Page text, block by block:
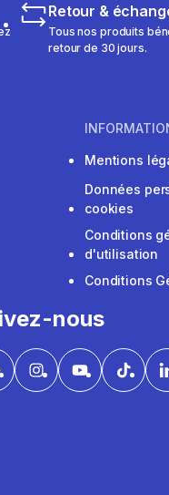
Retour &
Tous nos produits
retour de 30 jours.
Mentions
Données
cookies
Conditions
d'utilisation
Conditions
nous